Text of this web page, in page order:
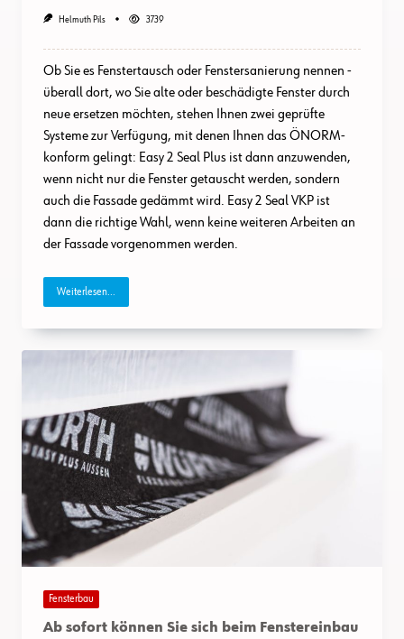
Helmuth Pils 3739
Ob Sie es Fenstertausch oder Fenstersanierung nennen -
überall dort, wo Sie alte oder beschädigte Fenster durch
neue ersetzen möchten, stehen Ihnen zwei geprüfte
Systeme zur Verfügung, mit denen Ihnen das ÖNORM-
konform gelingt: Easy 2 Seal Plus ist dann anzuwenden,
wenn nicht nur die Fenster getauscht werden, sondern
auch die Fassade gedämmt wird. Easy 2 Seal VKP ist
dann die richtige Wahl, wenn keine weiteren Arbeiten an
der Fassade vorgenommen werden.
Weiterlesen...
Fensterbau
Ab sofort können Sie sich beim Fenstereinbau